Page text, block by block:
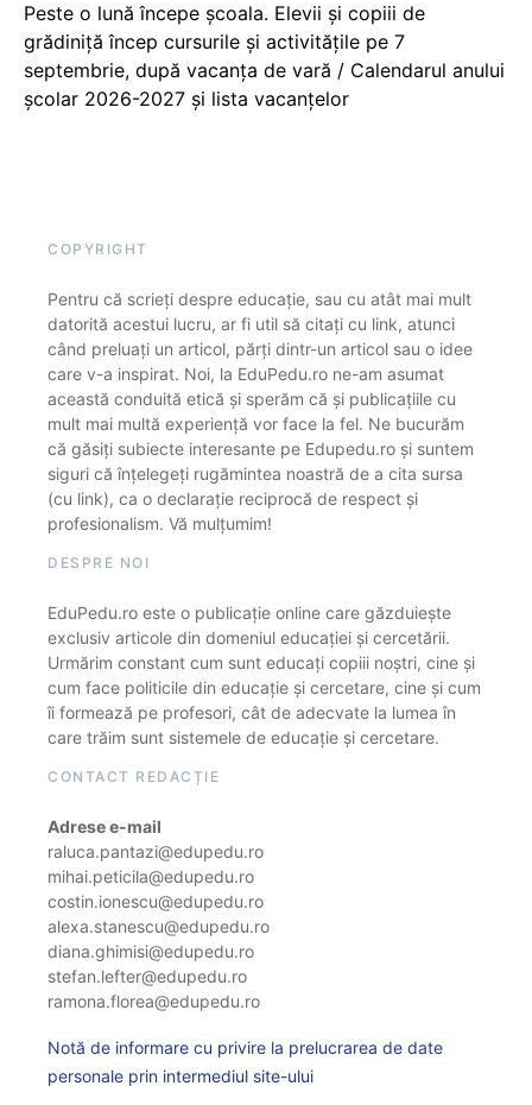
Peste o lună începe școala. Elevii și copiii de
grădiniță încep cursurile și activitățile pe 7
septembrie, după vacanța de vară / Calendarul anului
școlar 2026-2027 și lista vacanțelor
COPYRIGHT
Pentru că scrieți despre educație, sau cu atât mai mult
datorită acestui lucru, ar fi util să citați cu link, atunci
când preluați un articol, părți dintr-un articol sau o idee
care v-a inspirat. Noi, la EduPedu.ro ne-am asumat
această conduită etică și sperăm că și publicațiile cu
mult mai multă experiență vor face la fel. Ne bucurăm
că găsiți subiecte interesante pe Edupedu.ro și suntem
siguri că înțelegeți rugămintea noastră de a cita sursa
(cu link), ca o declarație reciprocă de respect și
profesionalism. Vă mulțumim!
DESPRE NOI
EduPedu.ro este o publicație online care găzduiește
exclusiv articole din domeniul educației și cercetării.
Urmărim constant cum sunt educați copiii noștri, cine și
cum face politicile din educație și cercetare, cine și cum
îi formează pe profesori, cât de adecvate la lumea în
care trăim sunt sistemele de educație și cercetare.
CONTACT REDACȚIE
Adrese e-mail
raluca.pantazi@edupedu.ro
mihai.peticila@edupedu.ro
costin.ionescu@edupedu.ro
alexa.stanescu@edupedu.ro
diana.ghimisi@edupedu.ro
stefan.lefter@edupedu.ro
ramona.florea@edupedu.ro
Notă de informare cu privire la prelucrarea de date
personale prin intermediul site-ului